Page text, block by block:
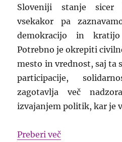
Sloveniji stanje
vsekakor pa
demokracijo in kratijo
Potrebno je okrepiti
mesto in vrednost, saj ta
participacije,
zagotavlja več
izvajanjem politik, kar je
Preberi več“Se civilni